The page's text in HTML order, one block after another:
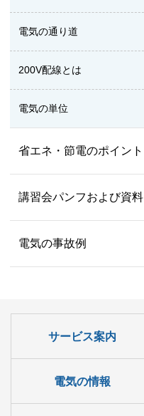
電気の通り道
200V配線とは
電気の単位
省エネ・節電のポイント
講習会パンフおよび資料
電気の事故例
サービス案内
電気の情報